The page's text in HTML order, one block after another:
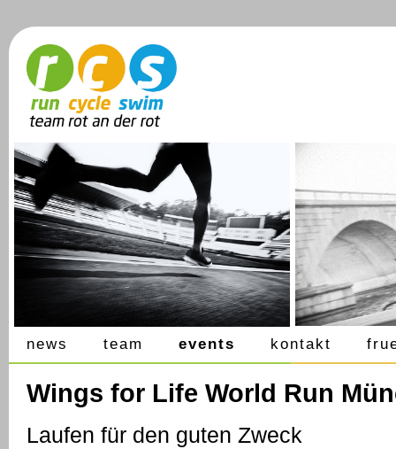
news team events kontakt
Wings for Life World Run
Laufen für den guten Zweck